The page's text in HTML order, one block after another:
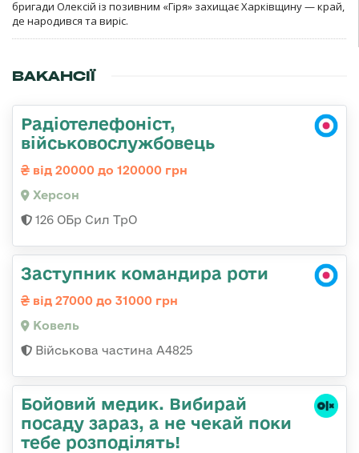
бригади Олексій із позивним «Гіря» захищає Харківщину — край,
де народився та виріс.
ВАКАНСІЇ
Радіотелефоніст,
військовослужбовець
від 20000 до 120000 грн
Херсон
126 ОБр Сил ТрО
Заступник командира роти
від 27000 до 31000 грн
Ковель
Військова частина А4825
Бойовий медик. Вибирай
посаду зараз, а не чекай поки
тебе розподілять!